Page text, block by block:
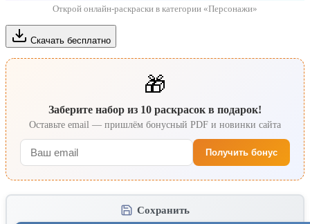
Открой онлайн-раскраски в категории «Персонажи»
Скачать бесплатно
🎁
Заберите набор из 10 раскрасок в подарок!
Оставьте email — пришлём бонусный PDF и новинки сайта
Получить бонус
Сохранить